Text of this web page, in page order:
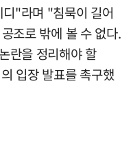
"라며 "침묵이 길어
조로 밖에 볼 수 없다.
란을 정리해야 할
입장 발표를 촉구했